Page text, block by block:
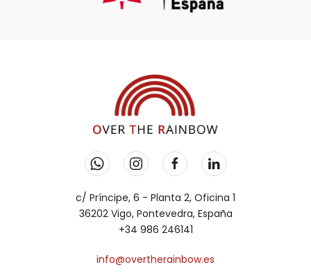
c/ Príncipe, 6 - Planta 2, Oficina 1
36202 Vigo, Pontevedra, España
+34 986 246141
info@overtherainbow.es